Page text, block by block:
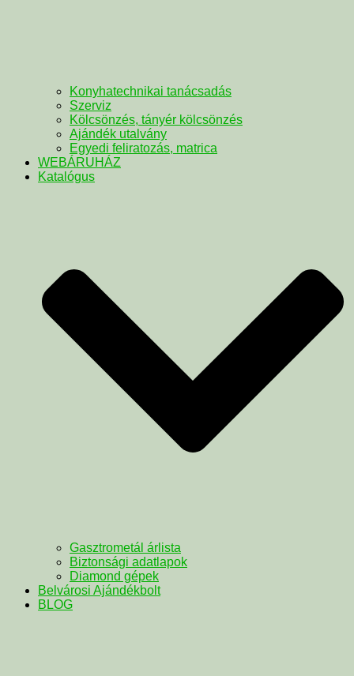
Konyhatechnikai tanácsadás
Szerviz
Kölcsönzés, tányér kölcsönzés
Ajándék utalvány
Egyedi feliratozás, matrica
WEBÁRUHÁZ
Katalógus
Gasztrometál árlista
Biztonsági adatlapok
Diamond gépek
Belvárosi Ajándékbolt
BLOG